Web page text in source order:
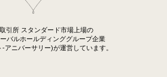
引所 スタンダード市場上場の
バルホールディンググループ企業
アニバーサリー)が運営しています。